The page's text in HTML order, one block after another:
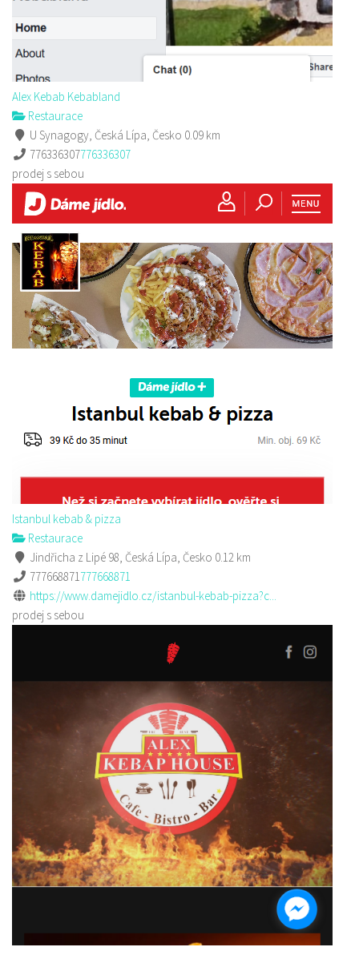
Alex Kebab Kebabland
Restaurace
U Synagogy, Česká Lípa, Česko 0.09 km
776336307776336307
prodej s sebou
Istanbul kebab & pizza
Restaurace
Jindřicha z Lipé 98, Česká Lípa, Česko 0.12 km
777668871777668871
https://www.damejidlo.cz/istanbul-kebab-pizza?c...
prodej s sebou